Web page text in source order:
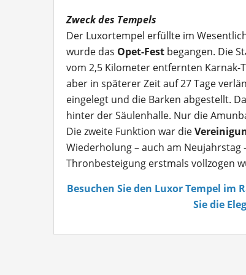
Zweck des Tempels
Der Luxortempel erfüllte im
wurde das Opet-Fest begangen. Die
vom 2,5 Kilometer entfernten Karnak-
aber in späterer Zeit auf 27 Tage
eingelegt und die Barken abgestellt.
hinter der Säulenhalle. Nur die
Die zweite Funktion war die
Wiederholung – auch am
Thronbesteigung erstmals vollzogen
Besuchen Sie den Luxor Tempel
Sie die